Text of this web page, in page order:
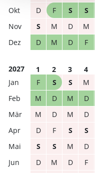
D
F S S
S
M D M
D
M D F
2027 1 2 3 4
F
S S M
M
D M D
M
D M D
D
F S S
S
S M D
D
M D F